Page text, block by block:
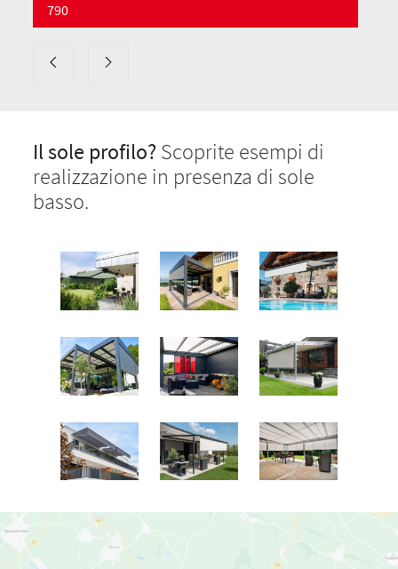
790
Il sole profilo? Scoprite esempi di
realizzazione in presenza di sole
basso.